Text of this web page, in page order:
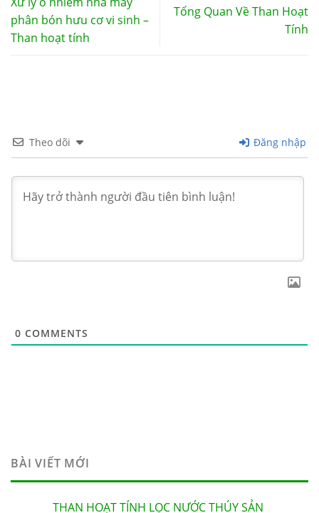
phân bón hưu cơ vi sinh –
Than hoạt tính
Tổng Quan Về Than Hoạt
Tính
Theo dõi Đăng nhập
0 COMMENTS
BÀI VIẾT MỚI
THAN HOẠT TÍNH LỌC NƯỚC THÚY SẢN